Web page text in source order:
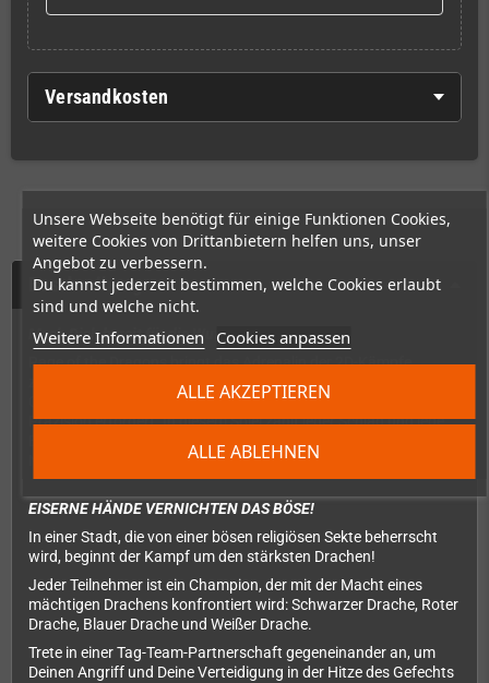
Unsere Webseite benötigt für einige Funktionen Cookies,
weitere Cookies von Drittanbietern helfen uns, unser
Angebot zu verbessern.
Du kannst jederzeit bestimmen, welche Cookies erlaubt
sind und welche nicht.
Weitere Informationen Cookies anpassen
ALLE ABLEHNEN
ALLE AKZEPTIEREN
Versandkosten
Beschreibung
Mach Dich bereit für die Wut!
Rage of the Dragons bringt das Adrenalin der 2D-Kämpfe
zurück, mit einem ausgefeilten Gameplay, charismatischen
Charakteren und einem dualen Kampfsystem, das Strategie und
Präzision erfordert. In diesem Spiel zählt jeder Schlag und jede
Entscheidung kann den Unterschied zwischen Sieg und
EISERNE HÄNDE VERNICHTEN DAS BÖSE!
In einer Stadt, die von einer bösen religiösen Sekte beherrscht
wird, beginnt der Kampf um den stärksten Drachen!
Jeder Teilnehmer ist ein Champion, der mit der Macht eines
mächtigen Drachens konfrontiert wird: Schwarzer Drache, Roter
Drache, Blauer Drache und Weißer Drache.
Trete in einer Tag-Team-Partnerschaft gegeneinander an, um
Deinen Angriff und Deine Verteidigung in der Hitze des Gefechts